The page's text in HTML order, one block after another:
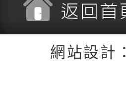
返回首頁網站設計